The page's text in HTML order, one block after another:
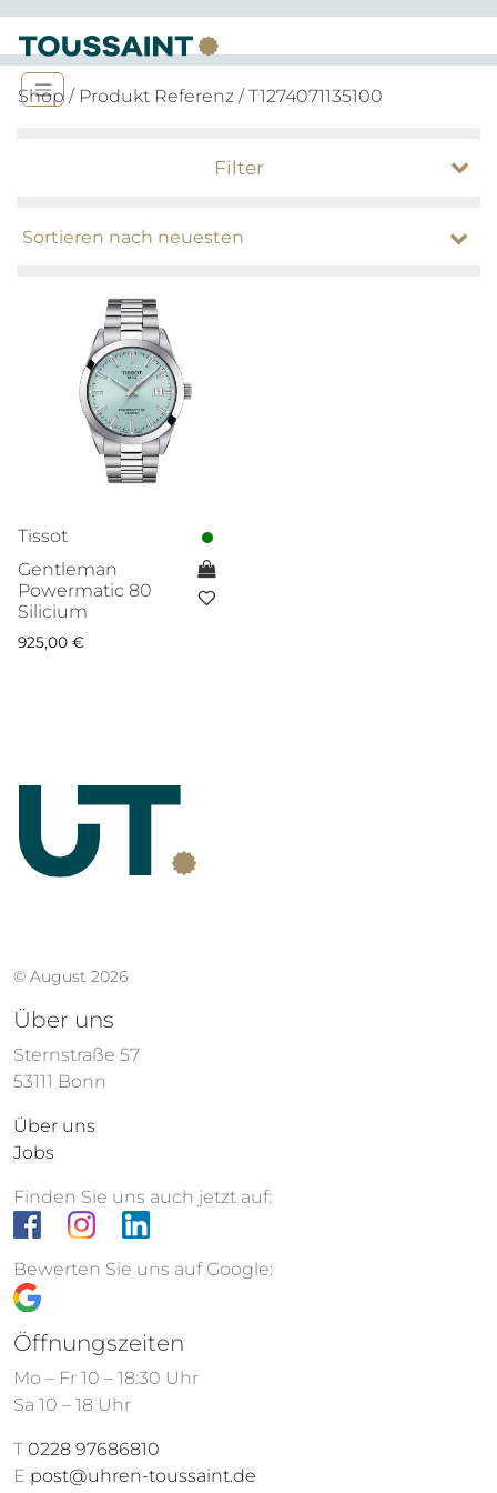
Shop / Produkt Referenz / T1274071135100
Filter
Tissot
Gentleman
Powermatic 80
Silicium
925,00 €
© August 2026
Über uns
Sternstraße 57
53111 Bonn
Über uns
Jobs
Finden Sie uns auch jetzt auf:
Bewerten Sie uns auf Google:
Öffnungszeiten
Mo – Fr 10 – 18:30 Uhr
Sa 10 – 18 Uhr
T 0228 97686810
E post@uhren-toussaint.de